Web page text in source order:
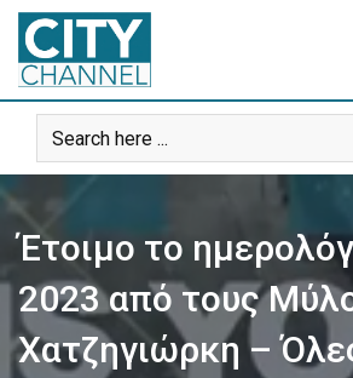
Skip
content
Έτοιμο το
2023 από τους
Χατζηγιώρκη –